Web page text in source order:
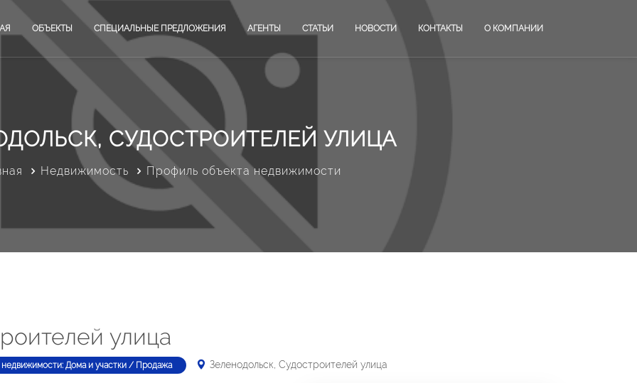
ОБЪЕКТЫ СПЕЦИАЛЬНЫЕ ПРЕДЛОЖЕНИЯ АГЕНТЫ СТАТЬИ НОВОСТИ КОНТАКТЫ О КОМПАНИИ
СУДОСТРОИТЕЛЕЙ УЛИЦА
Недвижимость Профиль объекта недвижимости
улица
недвижимости: Дома и участки / Продажа Зеленодольск, Судостроителей улица